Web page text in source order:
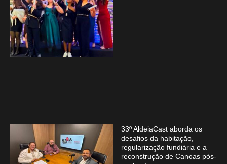
33º AldeiaCast aborda os
desafios da habitação,
regularização fundiária e a
reconstrução de Canoas pós-